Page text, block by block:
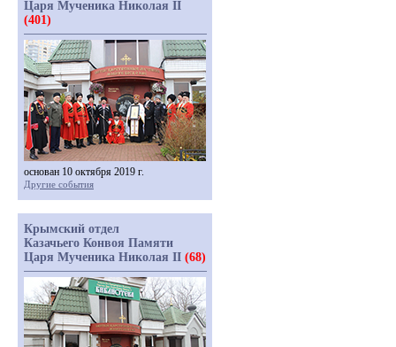
Царя Мученика Николая II
(401)
основан 10 октября 2019 г.
Другие события
Крымский отдел
Казачьего Конвоя Памяти
Царя Мученика Николая II (68)